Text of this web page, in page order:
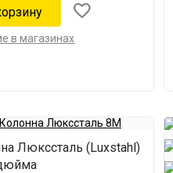
в магазинах
Люкссталь (Luxstahl)